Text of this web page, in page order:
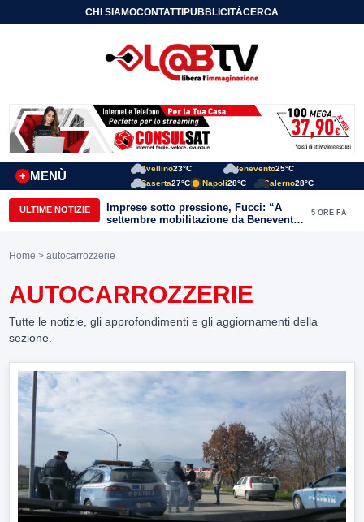
CHI SIAMOCONTATTIPUBBLICITÀCERCA
MENÙ
+
Avellino23°C Benevento25°C
Caserta27°C Napoli28°C Salerno28°C
ULTIME NOTIZIE
Imprese sotto pressione, Fucci: “A
settembre mobilitazione da Benevento
e Avellino”
5 ORE FA
Home > autocarrozzerie
AUTOCARROZZERIE
Tutte le notizie, gli approfondimenti e gli aggiornamenti della
sezione.